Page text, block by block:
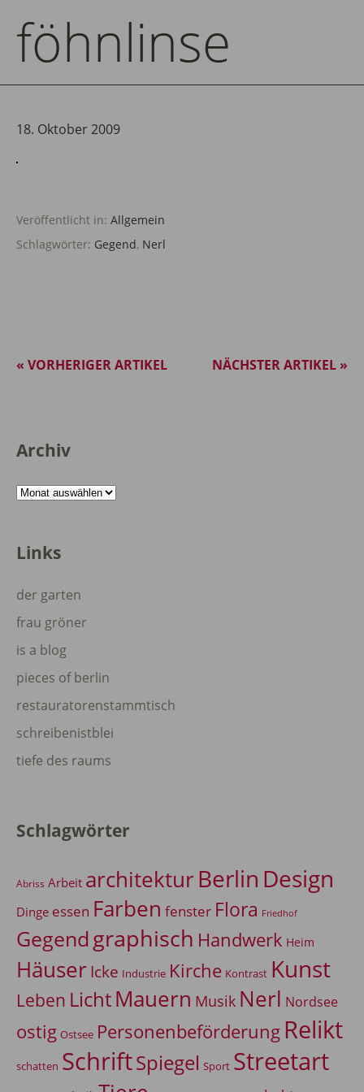
föhnlinse
18. Oktober 2009
Veröffentlicht in: Allgemein
Schlagwörter: Gegend, Nerl
NÄCHSTER ARTIKEL »
« VORHERIGER ARTIKEL
Archiv
Archiv
Links
der garten
frau gröner
is a blog
pieces of berlin
restauratorenstammtisch
schreibenistblei
tiefe des raums
Schlagwörter
Abriss Arbeit architekturBerlin Design
Dinge essen Farben fenster Flora Friedhof
Gegendgraphisch Handwerk Heim
Häuser Icke Industrie Kirche Kontrast Kunst
Leben LichtMauern Musik Nerl Nordsee
ostig Ostsee Personenbeförderung Relikt
schatten SchriftSpiegel Sport Streetart